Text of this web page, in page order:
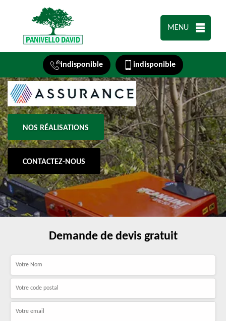
MENU
indisponible indisponible
NOS RÉALISATIONS
CONTACTEZ-NOUS
Demande de devis gratuit